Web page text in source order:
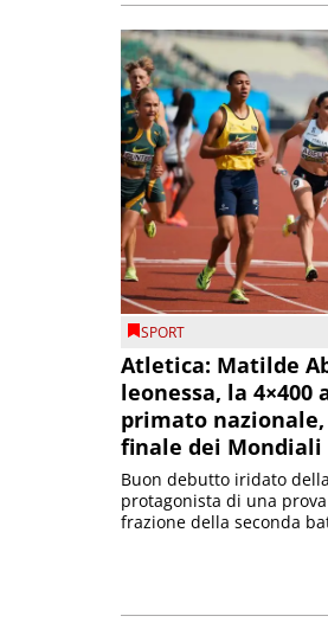
SPORT
Atletica: Matilde
leonessa, la
primato
finale dei Mondiali
Buon debutto iridato
protagonista di una
frazione della seconda